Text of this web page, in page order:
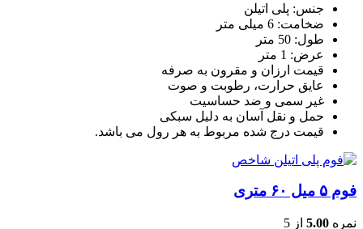
جنس: پلی اتیلن
ضخامت: 6 میلی متر
طول: 50 متر
عرض: 1 متر
قیمت ارزان و مقرون به صرفه
عایق حرارت، رطوبت و صوت
غیر سمی و ضد حساسیت
حمل و نقل آسان به دلیل سبکی
قیمت درج شده مربوط به هر رول می باشد.
فوم ۵ میل ۶۰ متری
نمره 5.00 از 5